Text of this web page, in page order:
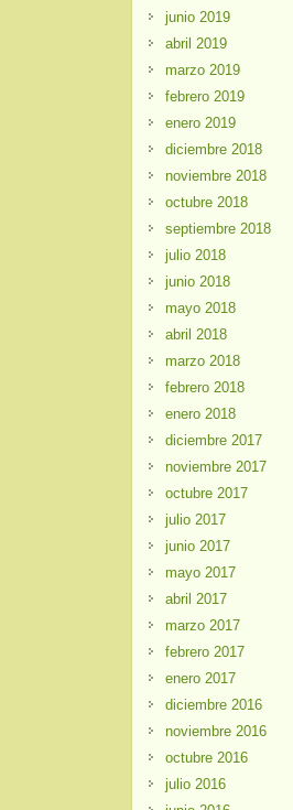
junio 2019
abril 2019
marzo 2019
febrero 2019
enero 2019
diciembre 2018
noviembre 2018
octubre 2018
septiembre 2018
julio 2018
junio 2018
mayo 2018
abril 2018
marzo 2018
febrero 2018
enero 2018
diciembre 2017
noviembre 2017
octubre 2017
julio 2017
junio 2017
mayo 2017
abril 2017
marzo 2017
febrero 2017
enero 2017
diciembre 2016
noviembre 2016
octubre 2016
julio 2016